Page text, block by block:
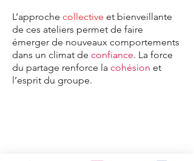
L’approche collective et bienveillante
de ces ateliers permet de faire
émerger de nouveaux comportements
dans un climat de confiance. La force
du partage renforce la cohésion et
l’esprit du groupe.